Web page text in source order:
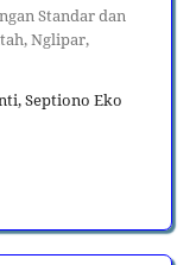
Standar dan
Nglipar,
Septiono Eko